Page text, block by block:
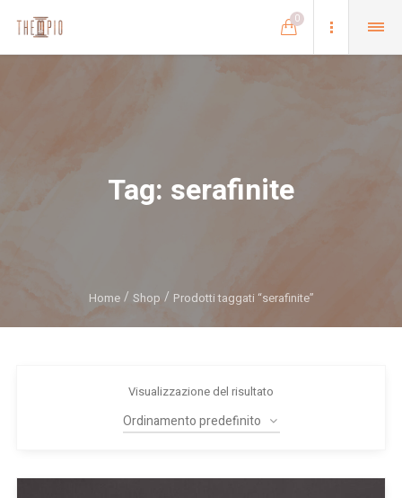
0
Tag: serafinite
Home Shop Prodotti taggati “serafinite”
Visualizzazione del risultato